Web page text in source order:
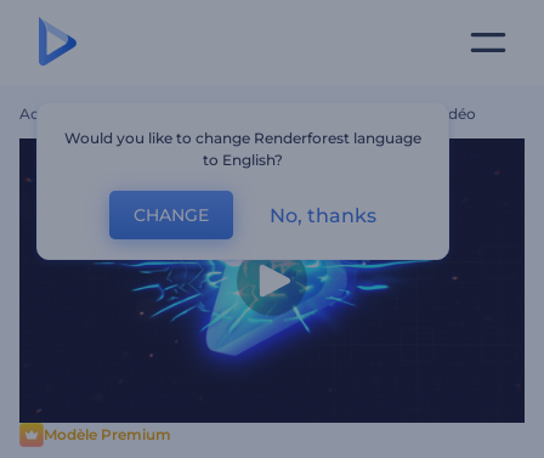
Accueil Animation De Logo - Ruée Vers Le Jeu Vidéo
Modèle Premium
Would you like to change Renderforest language
to English?
CHANGE No, thanks